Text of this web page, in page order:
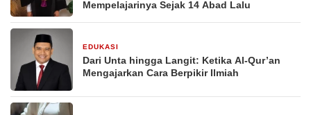
Mempelajarinya Sejak 14 Abad Lalu
EDUKASI
Dari Unta hingga Langit: Ketika Al-Qur’an
Mengajarkan Cara Berpikir Ilmiah